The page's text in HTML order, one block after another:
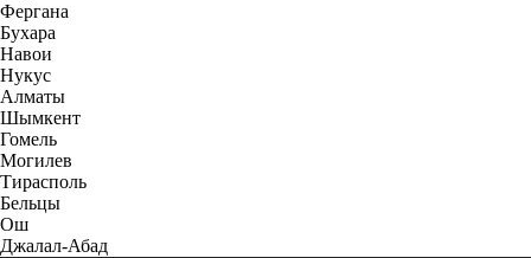
Фергана
Бухара
Навои
Нукус
Алматы
Шымкент
Гомель
Могилев
Тирасполь
Бельцы
Ош
Джалал-Абад